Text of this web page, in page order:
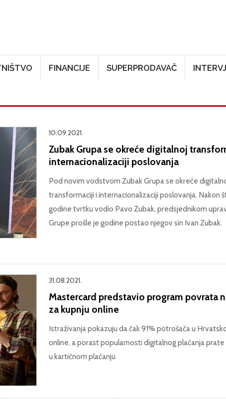
FINANCIJE SUPERPRODAVAČ
10.09.2021.
Zubak Grupa se okreće digitalnoj
internacionalizaciji poslovanja
Pod novim vodstvom Zubak Grupa se okreće
transformaciji i internacionalizaciji poslovanja. Nakon
godine tvrtku vodio Pavo Zubak, predsjednikom
Grupe prošle je godine postao njegov sin Ivan Zubak.
31.08.2021.
Mastercard predstavio program povrata
za kupnju online
Istraživanja pokazuju da čak 91% potrošača u
online, a porast popularnosti digitalnog plaćanja prate
u kartičnom plaćanju